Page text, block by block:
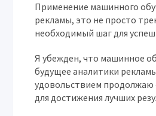
Применение машинного
рекламы, это не просто
необходимый шаг для
Я убежден, что машинное
будущее аналитики
удовольствием продолжаю
для достижения лучших